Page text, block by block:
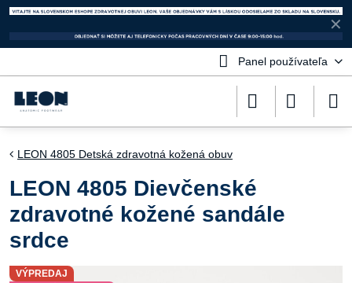
✕
Panel používateľa
VÝPREDAJ
LEON 4805 Detská zdravotná kožená obuv
LEON 4805 Dievčenské
zdravotné kožené sandále
srdce